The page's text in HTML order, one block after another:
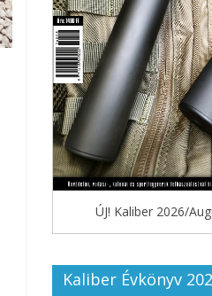
ÚJ! Kaliber 2026/
Kaliber Évkönyv